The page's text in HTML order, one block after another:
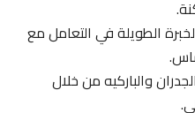
الطويلة في التعامل مع
والباركيه من خلال